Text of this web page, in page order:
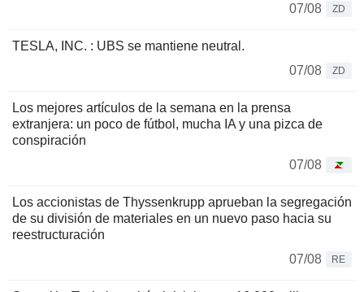
07/08
ZD
TESLA, INC. : UBS se mantiene neutral.
07/08
ZD
Los mejores artículos de la semana en la prensa
extranjera: un poco de fútbol, mucha IA y una pizca de
conspiración
07/08
Los accionistas de Thyssenkrupp aprueban la segregación
de su división de materiales en un nuevo paso hacia su
reestructuración
07/08
RE